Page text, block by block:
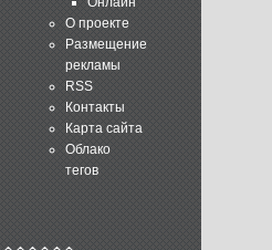
О проекте
Размещение
рекламы
RSS
Контакты
Карта сайта
Облако
тегов